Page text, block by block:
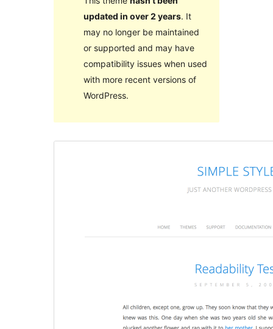
updated in over 2 years. It
may no longer be maintained
or supported and may have
compatibility issues when used
with more recent versions of
WordPress.